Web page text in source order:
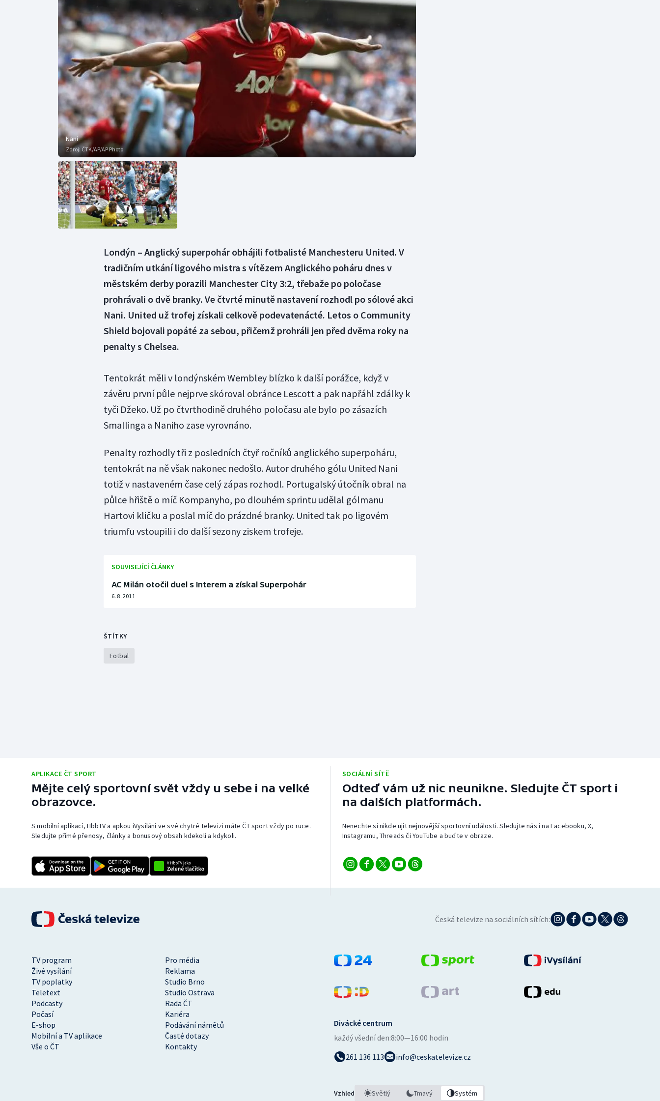
Dostihy
Florbal
Futsal
Golf
Gymnastika
Moderní pětiboj
Motorsport
Olympijské hry
Parasport
Plavání
Plážový volejbal
Triatlon
Vodní slalom
Volejbal
Ostatní
Nani
Zdroj:ČTK/AP/AP Photo
Londýn – Anglický superpohár obhájili fotbalisté Manchesteru United. V
tradičním utkání ligového mistra s vítězem Anglického poháru dnes v
městském derby porazili Manchester City 3:2, třebaže po poločase
prohrávali o dvě branky. Ve čtvrté minutě nastavení rozhodl po sólové akci
Nani. United už trofej získali celkově podevatenácté. Letos o Community
Shield bojovali popáté za sebou, přičemž prohráli jen před dvěma roky na
penalty s Chelsea.
Tentokrát měli v londýnském Wembley blízko k další porážce, když v
závěru první půle nejprve skóroval obránce Lescott a pak napřáhl zdálky k
tyči Džeko. Už po čtvrthodině druhého poločasu ale bylo po zásazích
Smallinga a Naniho zase vyrovnáno.
Penalty rozhodly tři z posledních čtyř ročníků anglického superpoháru,
tentokrát na ně však nakonec nedošlo. Autor druhého gólu United Nani
totiž v nastaveném čase celý zápas rozhodl. Portugalský útočník obral na
půlce hřiště o míč Kompanyho, po dlouhém sprintu udělal gólmanu
Hartovi kličku a poslal míč do prázdné branky. United tak po ligovém
triumfu vstoupili i do další sezony ziskem trofeje.
SOUVISEJÍCÍ ČLÁNKY
AC Milán otočil duel s Interem a získal Superpohár
6. 8. 2011
ŠTÍTKY
Fotbal
APLIKACE ČT SPORT
Mějte celý sportovní svět vždy u sebe i na velké
obrazovce.
S mobilní aplikací, HbbTV a apkou iVysílání ve své chytré televizi máte ČT sport vždy po ruce.
Sledujte přímé přenosy, články a bonusový obsah kdekoli a kdykoli.
SOCIÁLNÍ SÍTĚ
Odteď vám už nic neunikne. Sledujte ČT sport i
na dalších platformách.
Nenechte si nikde ujít nejnovější sportovní události. Sledujte nás i na Facebooku, X,
Instagramu, Threads či YouTube a buďte v obraze.
Česká televize na sociálních sítích:
TV program
Pro média
Živé vysílání
Reklama
TV poplatky
Studio Brno
Teletext
Studio Ostrava
Podcasty
Rada ČT
Počasí
Kariéra
E-shop
Podávání námětů
Mobilní a TV aplikace
Časté dotazy
Vše o ČT
Kontakty
Divácké centrum
každý všední den:8:00—16:00 hodin
261 136 113
info@ceskatelevize.cz
Vzhled Světlý Tmavý Systém